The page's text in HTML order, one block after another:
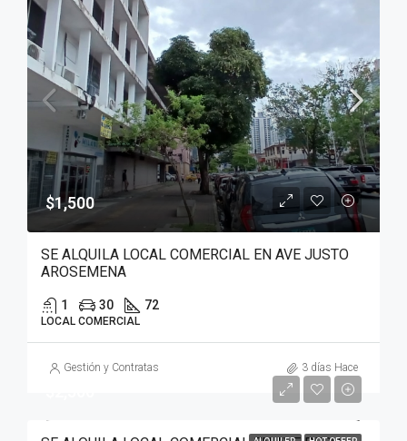
$1,500
SE ALQUILA LOCAL COMERCIAL EN AVE JUSTO
AROSEMENA
1 30 72
LOCAL COMERCIAL
Gestión y Contratas 3 días Hace